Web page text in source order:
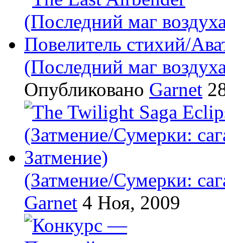
(Последний маг
Опубликовано Garnet
(Затмение/Сумерки:
Garnet 4 Ноя, 2009